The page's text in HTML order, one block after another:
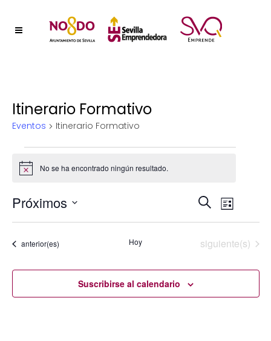
Itinerario Formativo
Eventos Itinerario Formativo
Eventos
Aviso No se ha encontrado ningún resultado.
de
Buscar
de
vistas
de
Lista
Próximos
Selecciona
fecha.
Eventos
anterior(es) Hoy Eventos
siguiente(s)
Suscribirse al calendario